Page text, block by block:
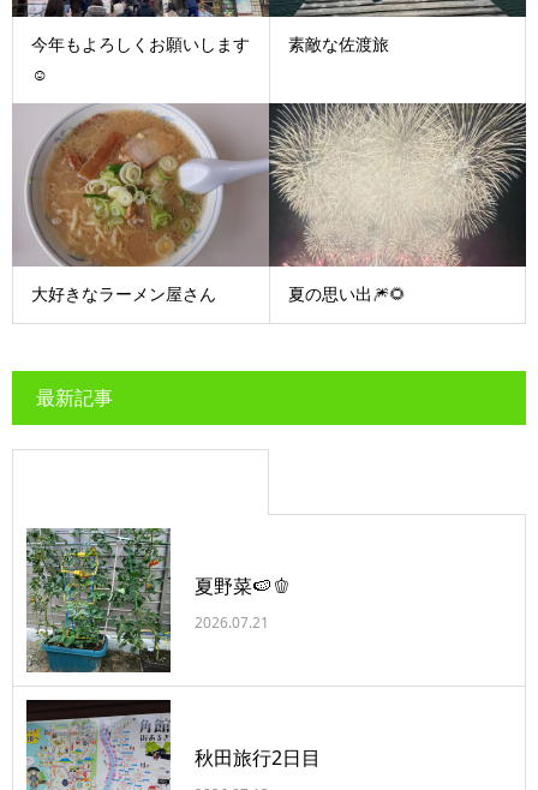
今年もよろしくお願いします
☺
素敵な佐渡旅
大好きなラーメン屋さん 夏の思い出🎆🌻
最新記事
夏野菜🍉🫑
2026.07.21
秋田旅行2日目